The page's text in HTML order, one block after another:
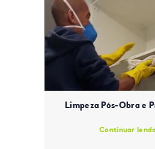
Limpeza Pós-Obra e
Continuar